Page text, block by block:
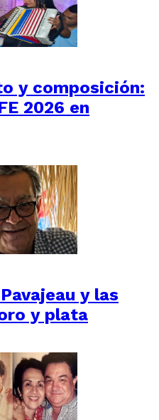
y composición:
2026 en
y las
y plata